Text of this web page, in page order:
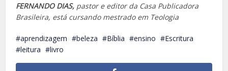
FERNANDO DIAS, pastor e editor da Casa Publicadora
Brasileira, está cursando mestrado em Teologia
aprendizagem beleza Bíblia ensino
Escritura
leitura
livro